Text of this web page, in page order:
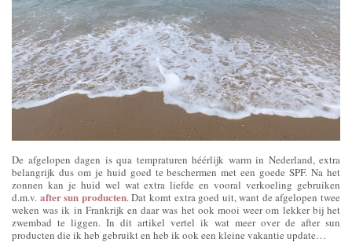
De afgelopen dagen is qua tempraturen héérlijk warm in Nederland, extra
belangrijk dus om je huid goed te beschermen met een goede SPF. Na het
zonnen kan je huid wel wat extra liefde en vooral verkoeling gebruiken
d.m.v. after sun producten. Dat komt extra goed uit, want de afgelopen twee
weken was ik in Frankrijk en daar was het ook mooi weer om lekker bij het
zwembad te liggen. In dit artikel vertel ik wat meer over de after sun
producten die ik heb gebruikt en heb ik ook een kleine vakantie update…